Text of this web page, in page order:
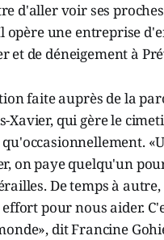
d'aller voir ses
opère une entreprise
et de déneigement à
faite auprès de la
Xavier, qui gère le
qu'occasionnellement.
on paye quelqu'un
De temps à
pour nous aider.
dit Francine